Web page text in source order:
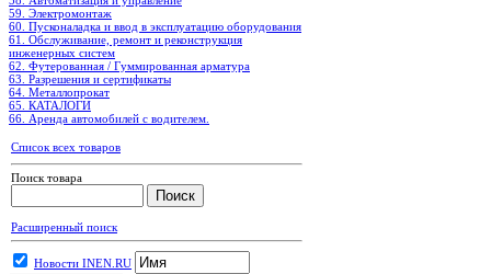
59. Электромонтаж
60. Пусконаладка и ввод в эксплуатацию оборудования
61. Обслуживание, ремонт и реконструкция
инженерных систем
62. Футерованная / Гуммированная арматура
63. Разрешения и сертификаты
64. Металлопрокат
65. КАТАЛОГИ
66. Аренда автомобилей с водителем.
Список всех товаров
Поиск товара
Расширенный поиск
Новости INEN.RU